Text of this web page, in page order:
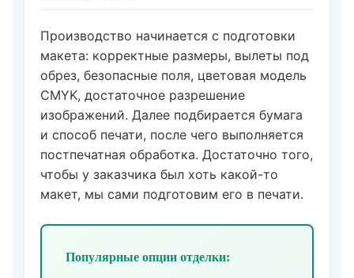
Производство начинается с подготовки
макета: корректные размеры, вылеты под
обрез, безопасные поля, цветовая модель
CMYK, достаточное разрешение
изображений. Далее подбирается бумага
и способ печати, после чего выполняется
постпечатная обработка. Достаточно того,
чтобы у заказчика был хоть какой-то
макет, мы сами подготовим его в печати.
Популярные опции отделки: